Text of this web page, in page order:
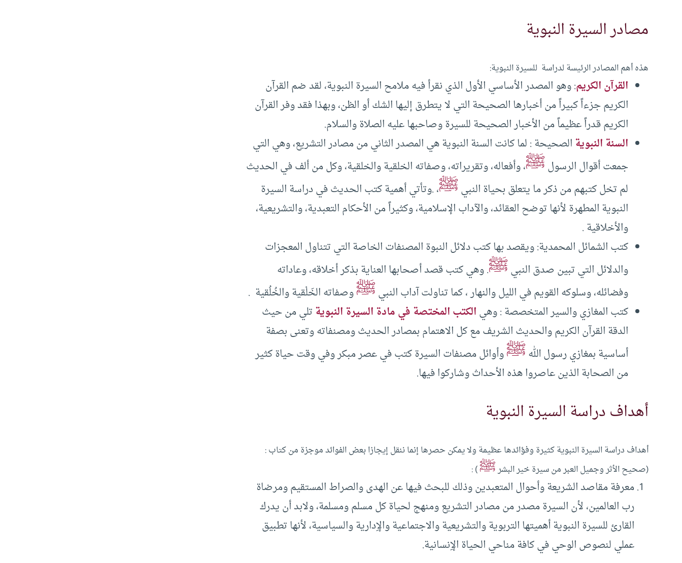
مصادر السيرة النبوية
هذه أهم المصادر الرئيسة لدراسة للسيرة النبوية:
القرآن الكريم: وهو المصدر الأساسي الأول الذي نقرأ فيه ملامح السيرة النبوية، لقد ضم القرآن
الكريم جزءاً كبيراً من أخبارها الصحيحة التي لا يتطرق إليها الشك أو الظن، وبهذا فقد وفر القرآن
الكريم قدراً عظيماً من الأخبار الصحيحة للسيرة وصاحبها عليه الصلاة والسلام.
السنة النبويةالصحيحة : لما كانت السنة النبوية هي المصدر الثاني من مصادر التشريع، وهي التي
جمعت أقوال الرسولﷺ، وأفعاله، وتقريراته، وصفاته الخلقية والخلقية، وكل من ألف في الحديث
لم تخل كتبهم من ذكر ما يتعلق بحياة النبيﷺ، .وتأتي أهمية كتب الحديث في دراسة السيرة
النبوية المطهرة لأنها توضح العقائد، والآداب الإسلامية، وكثيراً من الأحكام التعبدية، والتشريعية،
والأخلاقية .
كتب الشمائل المحمدية: ويقصد بها كتب دلائل النبوة المصنفات الخاصة التي تتناول المعجزات
والدلائل التي تبين صدق النبيﷺ. وهي كتب قصد أصحابها العناية بذكر أخلاقه، وعاداته
وفضائله، وسلوكه القويم في الليل والنهار ، كما تناولت آداب النبيﷺوصفاته الخَلْقية والخُلُقية .
كتب المغازي والسير المتخصصة : وهيالكتب المختصة في مادة السيرة النبويةتلي من حيث
الدقة القرآن الكريم والحديث الشريف مع كل الاهتمام بمصادر الحديث ومصنفاته وتعنى بصفة
أساسية بمغازي رسول اللهﷺوأوائل مصنفات السيرة كتب في عصر مبكر وفي وقت حياة كثير
من الصحابة الذين عاصروا هذه الأحداث وشاركوا فيها.
أهداف دراسة السيرة النبوية
أهداف دراسة السيرة النبوية كثيرة وفؤائدها عظيمة ولا يمكن حصرها إنما ننقل إيجازا بعض الفوائد موجزة من كتاب :
(صحيح الأثر وجميل العبر من سيرة خير البشرﷺ) :
معرفة مقاصد الشريعة وأحوال المتعبدين وذلك للبحث فيها عن الهدى والصراط المستقيم ومرضاة
رب العالمين، لأن السيرة مصدر من مصادر التشريع ومنهج لحياة كل مسلم ومسلمة، ولابد أن يدرك
القارئ للسيرة النبوية أهميتها التربوية والتشريعية والاجتماعية والإِدارية والسياسية، لأنها تطبيق
عملي لنصوص الوحي في كافة مناحي الحياة الإِنسانية.